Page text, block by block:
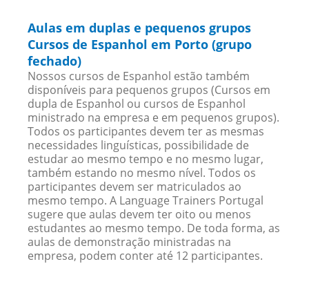
Aulas em duplas e pequenos grupos
Cursos de Espanhol em Porto (grupo
fechado)
Nossos cursos de Espanhol estão também
disponíveis para pequenos grupos (Cursos em
dupla de Espanhol ou cursos de Espanhol
ministrado na empresa e em pequenos grupos).
Todos os participantes devem ter as mesmas
necessidades linguísticas, possibilidade de
estudar ao mesmo tempo e no mesmo lugar,
também estando no mesmo nível. Todos os
participantes devem ser matriculados ao
mesmo tempo. A Language Trainers Portugal
sugere que aulas devem ter oito ou menos
estudantes ao mesmo tempo. De toda forma, as
aulas de demonstração ministradas na
empresa, podem conter até 12 participantes.